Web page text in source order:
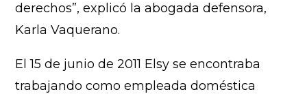
derechos”, explicó la abogada defensora,
Karla Vaquerano.
El 15 de junio de 2011 Elsy se encontraba
trabajando como empleada doméstica